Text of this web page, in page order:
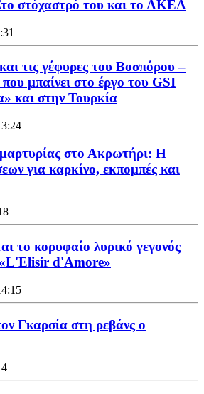
στόχαστρό του και το ΑΚΕΛ
τις γέφυρες του Βοσπόρου –
μπαίνει στο έργο του GSI
και στην Τουρκία
στο Ακρωτήρι: Η
για καρκίνο, εκπομπές και
το κορυφαίο λυρικό γεγονός
d'Amore»
Γκαρσία στη ρεβάνς ο